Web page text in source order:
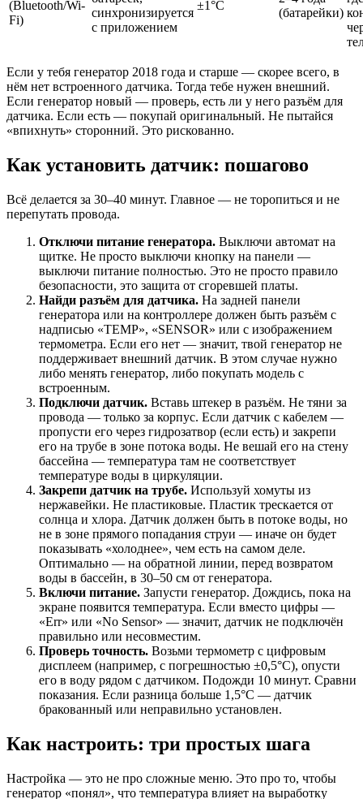
(Bluetooth/Wi-
Fi)
синхронизируется
с приложением
±1°C
(батарейки)
Если у тебя генератор 2018 года и старше — скорее всего, в
нём нет встроенного датчика. Тогда тебе нужен внешний.
Если генератор новый — проверь, есть ли у него разъём для
датчика. Если есть — покупай оригинальный. Не пытайся
«впихнуть» сторонний. Это рискованно.
Как установить датчик: пошагово
Всё делается за 30–40 минут. Главное — не торопиться и не
перепутать провода.
Отключи питание генератора. Выключи автомат на
щитке. Не просто выключи кнопку на панели —
выключи питание полностью. Это не просто правило
безопасности, это защита от сгоревшей платы.
Найди разъём для датчика. На задней панели
генератора или на контроллере должен быть разъём с
надписью «TEMP», «SENSOR» или с изображением
термометра. Если его нет — значит, твой генератор не
поддерживает внешний датчик. В этом случае нужно
либо менять генератор, либо покупать модель с
встроенным.
Подключи датчик. Вставь штекер в разъём. Не тяни за
провода — только за корпус. Если датчик с кабелем —
пропусти его через гидрозатвор (если есть) и закрепи
его на трубе в зоне потока воды. Не вешай его на стену
бассейна — температура там не соответствует
температуре воды в циркуляции.
Закрепи датчик на трубе. Используй хомуты из
нержавейки. Не пластиковые. Пластик трескается от
солнца и хлора. Датчик должен быть в потоке воды, но
не в зоне прямого попадания струи — иначе он будет
показывать «холоднее», чем есть на самом деле.
Оптимально — на обратной линии, перед возвратом
воды в бассейн, в 30–50 см от генератора.
Включи питание. Запусти генератор. Дождись, пока на
экране появится температура. Если вместо цифры —
«Err» или «No Sensor» — значит, датчик не подключён
правильно или несовместим.
Проверь точность. Возьми термометр с цифровым
дисплеем (например, с погрешностью ±0,5°C), опусти
его в воду рядом с датчиком. Подожди 10 минут. Сравни
показания. Если разница больше 1,5°C — датчик
бракованный или неправильно установлен.
Как настроить: три простых шага
Настройка — это не про сложные меню. Это про то, чтобы
генератор «понял», что температура влияет на выработку